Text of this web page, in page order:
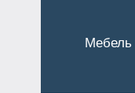
Мебель